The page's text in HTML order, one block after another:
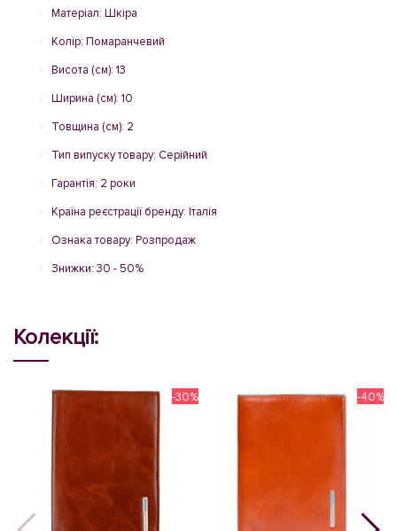
Матеріал: Шкіра
Колір: Помаранчевий
Висота (см): 13
Ширина (см): 10
Товщина (см): 2
Тип випуску товару: Серійний
Гарантія: 2 роки
Країна реєстрації бренду: Італія
Ознака товару: Розпродаж
Знижки: 30 - 50%
Колекції:
-30% -40%